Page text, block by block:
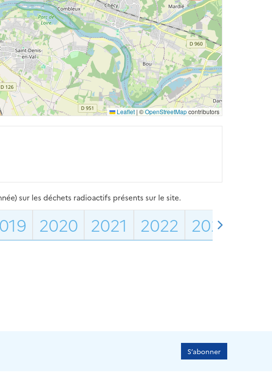
Leaflet | ©OpenStreetMapcontributors
sur les déchets radioactifs présents sur le site.
2020 2021 2022 2023
S’abonner